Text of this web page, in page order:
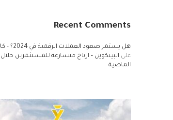
Recent Comments
هل يستمر صعود العملات الرقمية في 2024؟ - كاف بوست
على البيتكوين – ارباح متسارعة للمستثمرين
الماضية